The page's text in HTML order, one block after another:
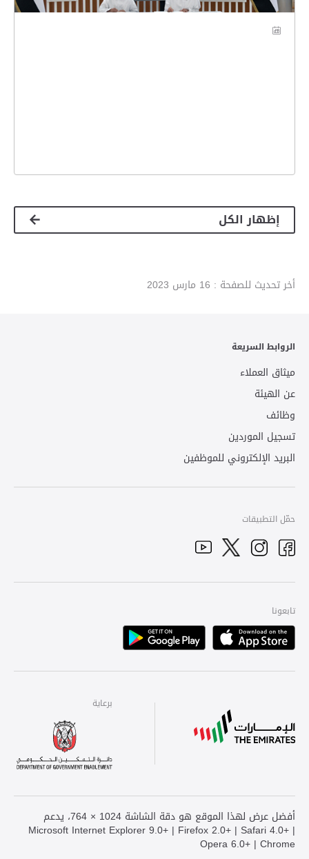
إظهار الكل
أخر تحديث للصفحة : 16 مارس 2023
الروابط السريعة
ميثاق العملاء
عن الهيئة
وظائف
تسجيل الموردين
البريد الإلكتروني للموظفين
حمّل التطبيقات
Facebook
Instagram
Twitter
YouTube
تابعونا
Apple
Playstore
برعاية
برعاية
أفضل عرض لهذا الموقع هو دقة الشاشة 1024 × 764، يدعم
Microsoft Internet Explorer 9.0+ | Firefox 2.0+ | Safari 4.0+ |
Opera 6.0+ | Chrome